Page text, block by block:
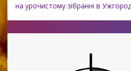
на урочистому зібранні в